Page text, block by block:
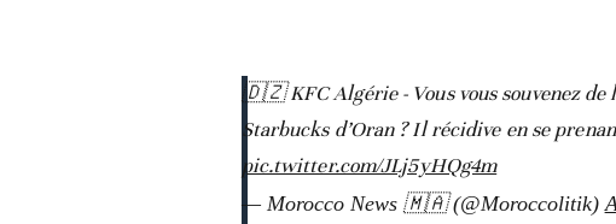
🇩🇿 KFC Algérie - Vous vous souvenez
Starbucks d’Oran ? Il récidive en se
pic.twitter.com/JLj5yHQg4m
— Morocco News 🇲🇦 (@Moroccolitik)